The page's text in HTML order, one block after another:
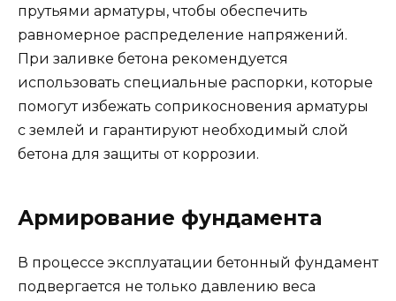
прутьями арматуры, чтобы обеспечить
равномерное распределение напряжений.
При заливке бетона рекомендуется
использовать специальные распорки, которые
помогут избежать соприкосновения арматуры
с землей и гарантируют необходимый слой
бетона для защиты от коррозии.
Армирование фундамента
В процессе эксплуатации бетонный фундамент
подвергается не только давлению веса